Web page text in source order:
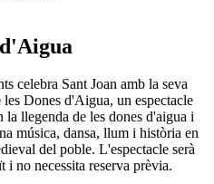
celebra Sant Joan amb la seva
Dones d'Aigua, un espectacle
llegenda de les dones d'aigua i
música, dansa, llum i història en
del poble. L'espectacle serà
i no necessita reserva prèvia.